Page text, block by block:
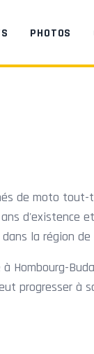
PHOTOS
de moto tout-
d'existence
la région de
Hombourg-
progresser à